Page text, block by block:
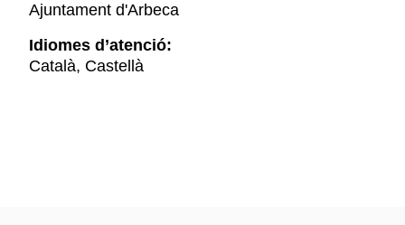
Ajuntament d'Arbeca
Idiomes d’atenció:
Català, Castellà